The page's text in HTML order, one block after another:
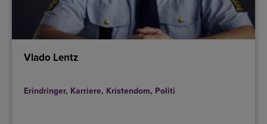
Vlado Lentz
Erindringer, Karriere, Kristendom, Politi